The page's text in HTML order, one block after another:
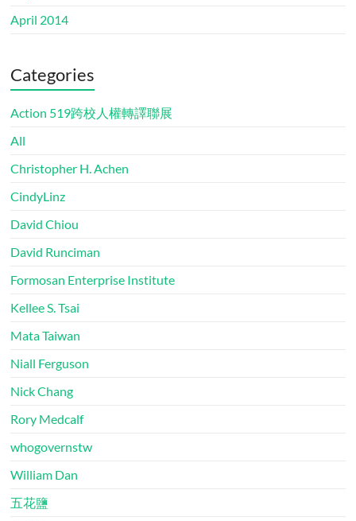
April 2014
Categories
Action 519跨校人權轉譯聯展
All
Christopher H. Achen
CindyLinz
David Chiou
David Runciman
Formosan Enterprise Institute
Kellee S. Tsai
Mata Taiwan
Niall Ferguson
Nick Chang
Rory Medcalf
whogovernstw
William Dan
五花鹽